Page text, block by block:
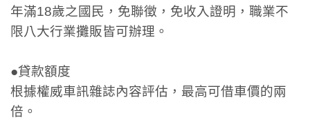
年滿18歲之國民，免聯徵，免收入證明，職業不
限八大行業攤販皆可辦理。
●貸款額度
根據權威車訊雜誌內容評估，最高可借車價的兩
倍。